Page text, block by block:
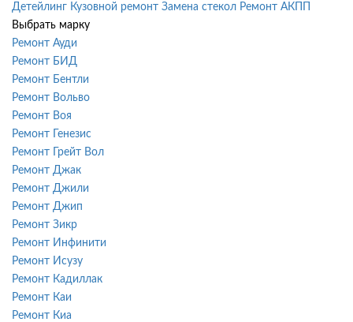
Детейлинг Кузовной ремонт Замена стекол Ремонт АКПП
Выбрать марку
Ремонт Ауди
Ремонт БИД
Ремонт Бентли
Ремонт Вольво
Ремонт Воя
Ремонт Генезис
Ремонт Грейт Вол
Ремонт Джак
Ремонт Джили
Ремонт Джип
Ремонт Зикр
Ремонт Инфинити
Ремонт Исузу
Ремонт Кадиллак
Ремонт Каи
Ремонт Киа